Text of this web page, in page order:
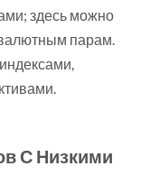
здесь можно
парам.
С Низкими